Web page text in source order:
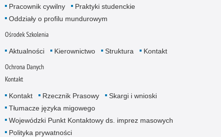
Pracownik cywilny
Praktyki studenckie
Oddziały o profilu mundurowym
Ośrodek Szkolenia
Aktualności Kierownictwo Struktura Kontakt
Ochrona Danych
Kontakt
Kontakt Rzecznik Prasowy
Skargi i wnioski
Tłumacze języka migowego
Wojewódzki Punkt Kontaktowy ds. imprez masowych
Polityka prywatności